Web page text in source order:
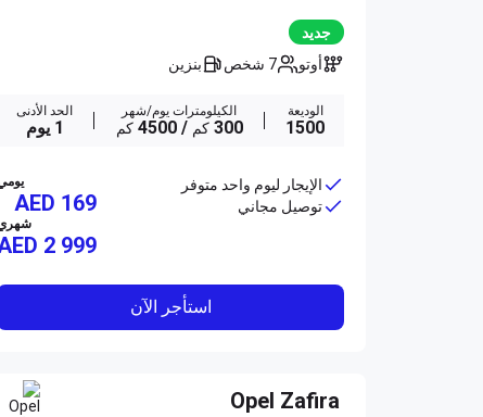
جديد
أوتو
7 شخص بنزين
الوديعة
1500
الكيلومترات يوم/شهر
300 كم / 4500 كم
الحد الأدنى
1 يوم
الإيجار ليوم واحد متوفر
توصيل مجاني
AED 169
2 999
استأجر الآن
Opel Zafira